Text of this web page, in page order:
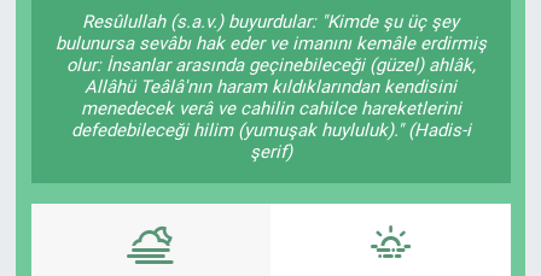
Resûlullah (s.a.v.) buyurdular: "Kimde şu üç şey
bulunursa sevâbı hak eder ve imanını kemâle erdirmiş
olur: İnsanlar arasında geçinebileceği (güzel) ahlâk,
Allâhü Teâlâ'nın haram kıldıklarından kendisini
menedecek verâ ve cahilin cahilce hareketlerini
defedebileceği hilim (yumuşak huyluluk)." (Hadis-i
şerif)
İnanç
Kadın & Aile
Kültür & Sanat
Sağlık
Siyaset